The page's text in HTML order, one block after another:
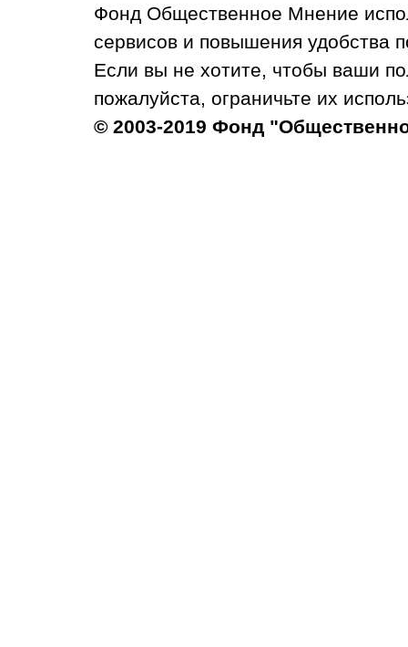
Фонд Общественное Мнение
сервисов и повышения удобства
Если вы не хотите, чтобы ваши
пожалуйста, ограничьте их
© 2003-2019 Фонд